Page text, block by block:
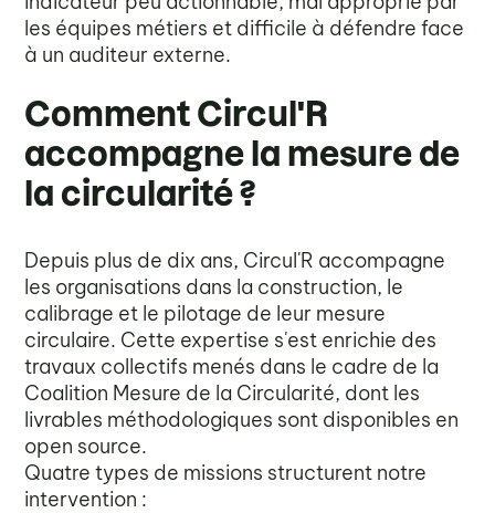
les équipes métiers et difficile à défendre face
à un auditeur externe.
Comment Circul'R
accompagne la mesure de
la circularité ?
Depuis plus de dix ans, Circul'R accompagne
les organisations dans la construction, le
calibrage et le pilotage de leur mesure
circulaire. Cette expertise s'est enrichie des
travaux collectifs menés dans le cadre de la
Coalition Mesure de la Circularité, dont les
livrables méthodologiques sont disponibles en
open source.
Quatre types de missions structurent notre
intervention :